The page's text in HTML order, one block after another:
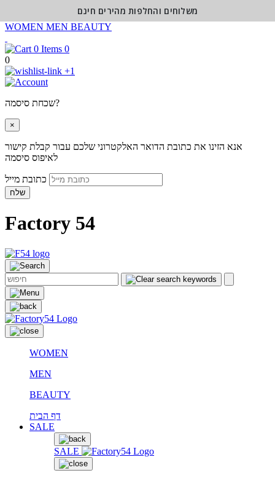
WOMEN MEN BEAUTY
0
0
+1
שכחת סיסמה?
×
אנא הזינו את כתובת הדואר האלקטרוני שלכם עבור קבלת קישור
לאיפוס סיסמה
שלח
Factory 54
WOMEN
MEN
BEAUTY
דף הבית
SALE
SALE
משלוחים והחלפות מהירים חינם